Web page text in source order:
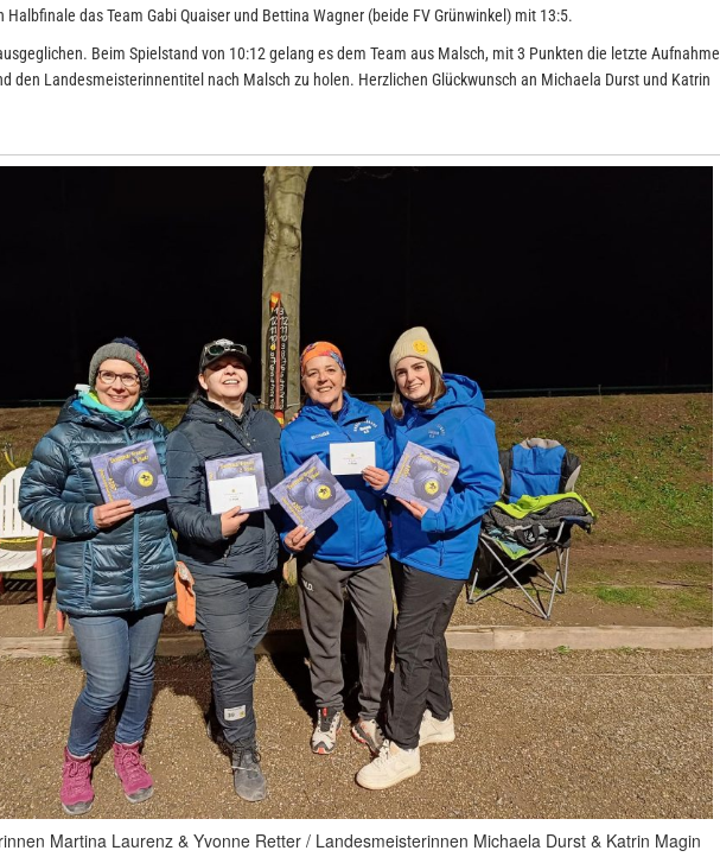
das Team Gabi Quaiser und Bettina Wagner (beide FV Grünwinkel) mit 13:5.
Beim Spielstand von 10:12 gelang es dem Team aus Malsch, mit 3 Punkten die letzte Aufnahme
den Landesmeisterinnentitel nach Malsch zu holen. Herzlichen Glückwunsch an Michaela Durst und Katrin
Martina Laurenz & Yvonne Retter / Landesmeisterinnen Michaela Durst & Katrin Magin